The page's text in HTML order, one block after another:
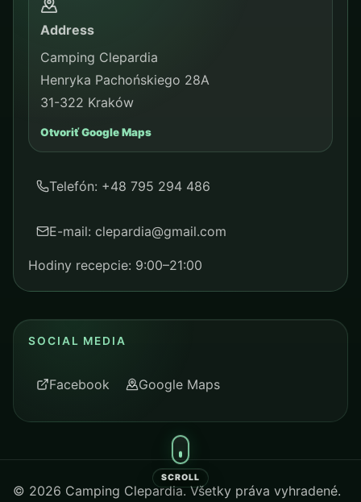
SCROLL
Address
Camping Clepardia
Henryka Pachońskiego 28A
31-322 Kraków
Otvoriť Google Maps
Telefón: +48 795 294 486
E-mail: clepardia@gmail.com
Hodiny recepcie: 9:00–21:00
SOCIAL MEDIA
Facebook Google Maps
© 2026 Camping Clepardia. Všetky práva vyhradené.